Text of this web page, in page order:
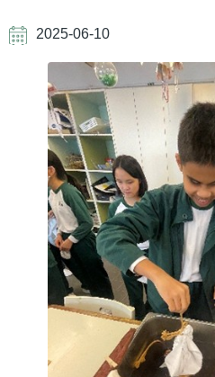
結
2025-06-10